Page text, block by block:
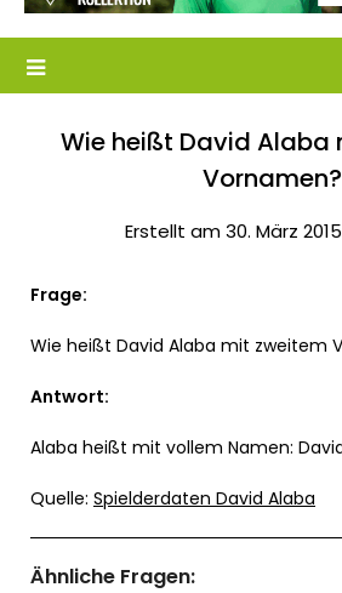
Wie heißt David Alaba
Vornamen?
Erstellt am 30. März
Frage:
Wie heißt David Alaba mit zweitem
Antwort:
Alaba heißt mit vollem Namen:
Quelle: Spielderdaten David Alaba
Ähnliche Fragen: